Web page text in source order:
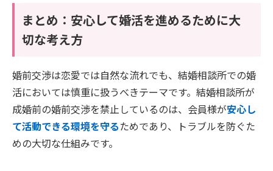
まとめ：安心して婚活を進めるために大
切な考え方
婚前交渉は恋愛では自然な流れでも、結婚相談所での婚
活においては慎重に扱うべきテーマです。結婚相談所が
成婚前の婚前交渉を禁止しているのは、会員様が安心し
て活動できる環境を守るためであり、トラブルを防ぐた
めの大切な仕組みです。